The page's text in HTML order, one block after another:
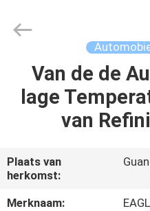
HUIS
PRODUCTEN
ONGEVEER
ONS
Co.,Ltd..
DevelopedVan de de
lage
van
Plaats van
herkomst:
Merknaam: